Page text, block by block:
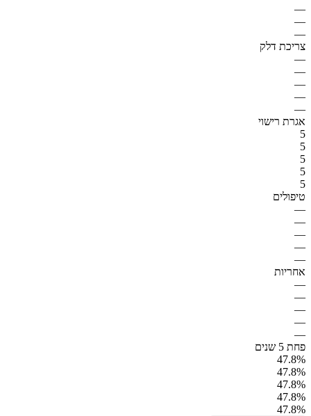
—
—
—
צריכת דלק
—
—
—
—
—
אגרת רישוי
5
5
5
5
5
טיפולים
—
—
—
—
—
אחריות
—
—
—
—
—
פחת 5 שנים
47.8%
47.8%
47.8%
47.8%
47.8%